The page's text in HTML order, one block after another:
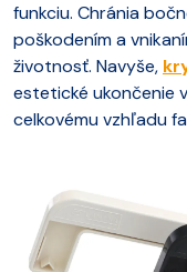
funkciu. Chránia
poškodením a
životnosť. Navyše,
estetické ukončenie
celkovému vzhľadu